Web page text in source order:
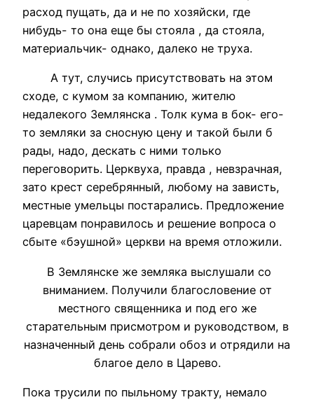
расход пущать, да и не по хозяйски, где
нибудь- то она еще бы стояла , да стояла,
материальчик- однако, далеко не труха.
А тут, случись присутствовать на этом
сходе, с кумом за компанию, жителю
недалекого Землянска . Толк кума в бок- его-
то земляки за сносную цену и такой были б
рады, надо, дескать с ними только
переговорить. Церквуха, правда , невзрачная,
зато крест серебрянный, любому на зависть,
местные умельцы постарались. Предложение
царевцам понравилось и решение вопроса о
сбыте «бэушной» церкви на время отложили.
В Землянске же земляка выслушали со
вниманием. Получили благословение от
местного священника и под его же
старательным присмотром и руководством, в
назначенный день собрали обоз и отрядили на
благое дело в Царево.
Пока трусили по пыльному тракту, немало